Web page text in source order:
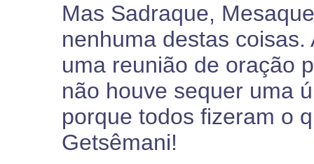
Mas Sadraque,
nenhuma destas
uma reunião de oração
não houve sequer uma
porque todos fizeram o
Getsêmani!